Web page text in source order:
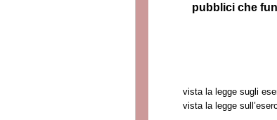
pubblici che
vista la legge sugli
vista la legge